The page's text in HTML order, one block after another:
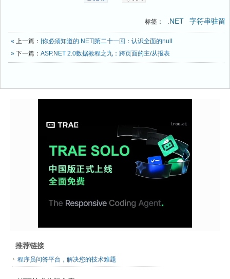
标签： .NET 字符串驻留
« 上一篇： [你必须知道的.NET]第二十一回：认识全面的null
» 下一篇： ASP.NET 2.0数据教程之九：跨页面的主/从报表
推荐链接
程序员问答平台，解决您的技术难题